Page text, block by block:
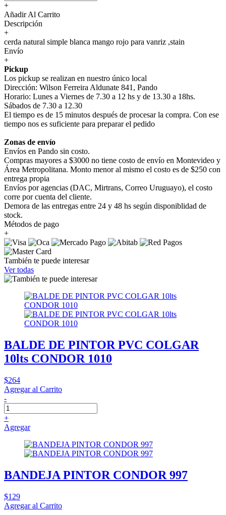
+
Añadir Al Carrito
Descripción
+
cerda natural simple blanca mango rojo para vanriz ,stain
Envío
+
Pickup
Los pickup se realizan en nuestro único local
Dirección: Wilson Ferreira Aldunate 841, Pando
Horario: Lunes a Viernes de 7.30 a 12 hs y de 13.30 a 18hs.
Sábados de 7.30 a 12.30
El tiempo es de 15 minutos después de procesar la compra. Con ese
tiempo nos es suficiente para preparar el pedido
Zonas de envío
Envíos en Pando sin costo.
Compras mayores a $3000 no tiene costo de envío en Montevideo y
Área Metropolitana. Monto menor al mismo el costo es de $250 con
entrega propia
Envíos por agencias (DAC, Mirtrans, Correo Uruguayo), el costo
corre por cuenta del cliente.
Demora de las entregas entre 24 y 48 hs según disponiblidad de
stock.
Métodos de pago
+
También te puede interesar
Ver todas
BALDE DE PINTOR PVC COLGAR
10lts CONDOR 1010
$264
Agregar al Carrito
-
+
Agregar
BANDEJA PINTOR CONDOR 997
$129
Agregar al Carrito